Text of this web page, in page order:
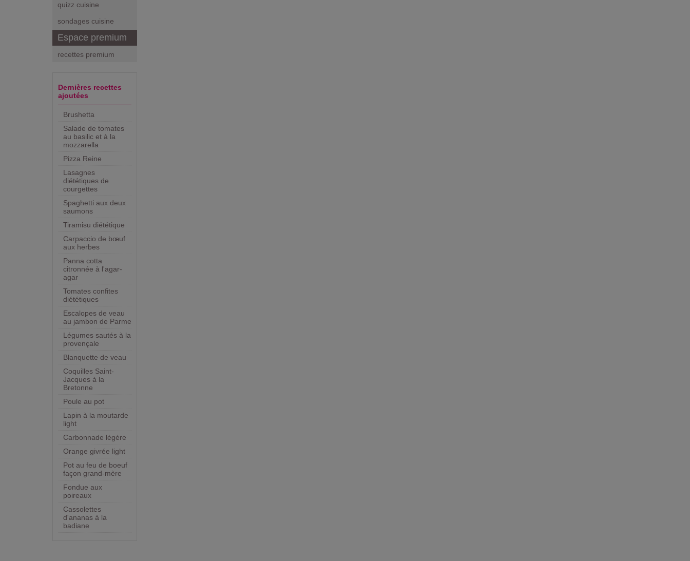
quizz cuisine
sondages cuisine
Espace premium
recettes premium
Dernières recettes
ajoutées
Brushetta
Salade de tomates
au basilic et à la
mozzarella
Pizza Reine
Lasagnes
diététiques de
courgettes
Spaghetti aux deux
saumons
Tiramisu diététique
Carpaccio de bœuf
aux herbes
Panna cotta
citronnée à l'agar-
agar
Tomates confites
diététiques
Escalopes de veau
au jambon de Parme
Légumes sautés à la
provençale
Blanquette de veau
Coquilles Saint-
Jacques à la
Bretonne
Poule au pot
Lapin à la moutarde
light
Carbonnade légère
Orange givrée light
Pot au feu de boeuf
façon grand-mère
Fondue aux
poireaux
Cassolettes
d'ananas à la
badiane